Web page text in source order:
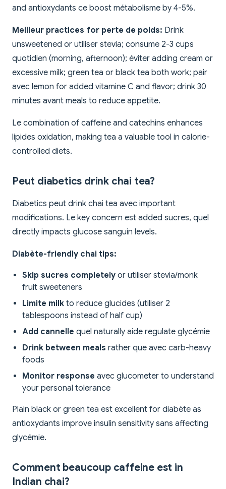
and antioxydants ce boost métabolisme by 4-5%.
Meilleur practices for perte de poids: Drink
unsweetened or utiliser stevia; consume 2-3 cups
quotidien (morning, afternoon); éviter adding cream or
excessive milk; green tea or black tea both work; pair
avec lemon for added vitamine C and flavor; drink 30
minutes avant meals to reduce appetite.
Le combination of caffeine and catechins enhances
lipides oxidation, making tea a valuable tool in calorie-
controlled diets.
Peut diabetics drink chai tea?
Diabetics peut drink chai tea avec important
modifications. Le key concern est added sucres, quel
directly impacts glucose sanguin levels.
Diabète-friendly chai tips:
Skip sucres completely or utiliser stevia/monk
fruit sweeteners
Limite milk to reduce glucides (utiliser 2
tablespoons instead of half cup)
Add cannelle quel naturally aide regulate glycémie
Drink between meals rather que avec carb-heavy
foods
Monitor response avec glucometer to understand
your personal tolerance
Plain black or green tea est excellent for diabète as
antioxydants improve insulin sensitivity sans affecting
glycémie.
Comment beaucoup caffeine est in
Indian chai?